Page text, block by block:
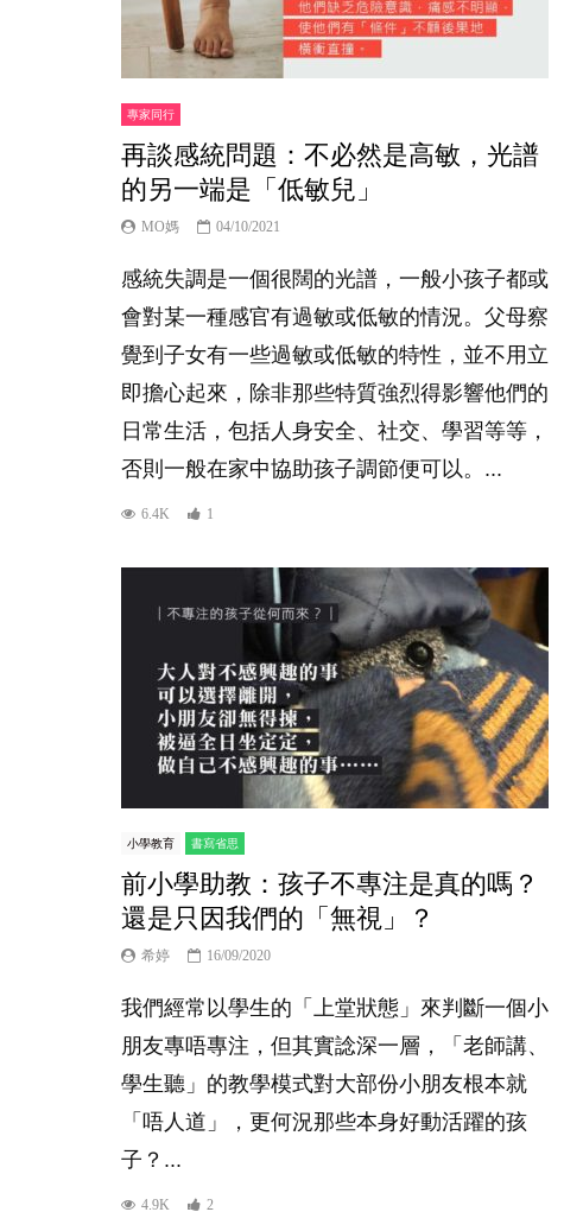
專家同行
再談感統問題：不必然是高敏，光譜
的另一端是「低敏兒」
MO媽 04/10/2021
感統失調是一個很闊的光譜，一般小孩子都或
會對某一種感官有過敏或低敏的情況。父母察
覺到子女有一些過敏或低敏的特性，並不用立
即擔心起來，除非那些特質強烈得影響他們的
日常生活，包括人身安全、社交、學習等等，
否則一般在家中協助孩子調節便可以。...
6.4K 1
小學教育 書寫省思
前小學助教：孩子不專注是真的嗎？
還是只因我們的「無視」？
希婷 16/09/2020
我們經常以學生的「上堂狀態」來判斷一個小
朋友專唔專注，但其實諗深一層，「老師講、
學生聽」的教學模式對大部份小朋友根本就
「唔人道」，更何況那些本身好動活躍的孩
子？...
4.9K 2